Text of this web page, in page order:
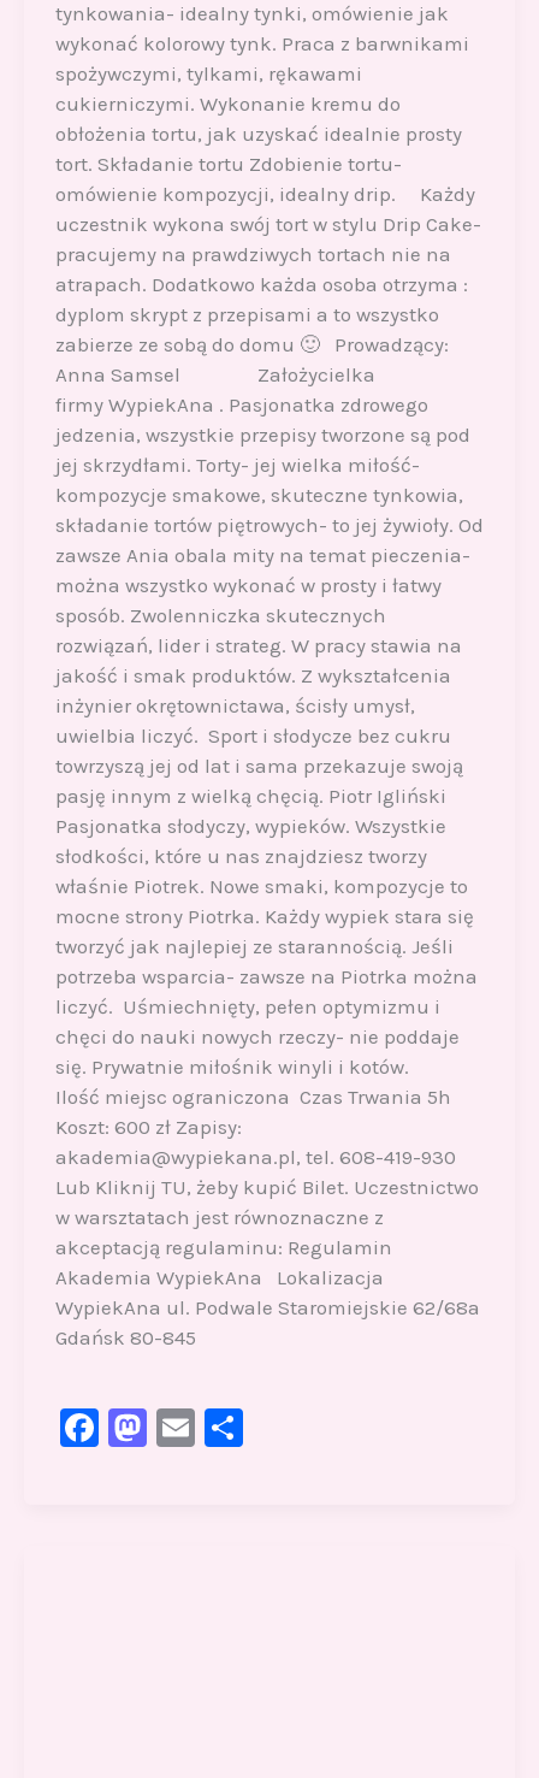
tynkowania- idealny tynki, omówienie jak
wykonać kolorowy tynk. Praca z barwnikami
spożywczymi, tylkami, rękawami
cukierniczymi. Wykonanie kremu do
obłożenia tortu, jak uzyskać idealnie prosty
tort. Składanie tortu Zdobienie tortu-
omówienie kompozycji, idealny drip. Każdy
uczestnik wykona swój tort w stylu Drip Cake-
pracujemy na prawdziwych tortach nie na
atrapach. Dodatkowo każda osoba otrzyma :
dyplom skrypt z przepisami a to wszystko
zabierze ze sobą do domu 🙂 Prowadzący:
Anna Samsel Założycielka
firmy WypiekAna . Pasjonatka zdrowego
jedzenia, wszystkie przepisy tworzone są pod
jej skrzydłami. Torty- jej wielka miłość-
kompozycje smakowe, skuteczne tynkowia,
składanie tortów piętrowych- to jej żywioły. Od
zawsze Ania obala mity na temat pieczenia-
można wszystko wykonać w prosty i łatwy
sposób. Zwolenniczka skutecznych
rozwiązań, lider i strateg. W pracy stawia na
jakość i smak produktów. Z wykształcenia
inżynier okrętownictawa, ścisły umysł,
uwielbia liczyć. Sport i słodycze bez cukru
towrzyszą jej od lat i sama przekazuje swoją
pasję innym z wielką chęcią. Piotr Igliński
Pasjonatka słodyczy, wypieków. Wszystkie
słodkości, które u nas znajdziesz tworzy
właśnie Piotrek. Nowe smaki, kompozycje to
mocne strony Piotrka. Każdy wypiek stara się
tworzyć jak najlepiej ze starannością. Jeśli
potrzeba wsparcia- zawsze na Piotrka można
liczyć. Uśmiechnięty, pełen optymizmu i
chęci do nauki nowych rzeczy- nie poddaje
się. Prywatnie miłośnik winyli i kotów.
Ilość miejsc ograniczona Czas Trwania 5h
Koszt: 600 zł Zapisy:
akademia@wypiekana.pl, tel. 608-419-930
Lub Kliknij TU, żeby kupić Bilet. Uczestnictwo
w warsztatach jest równoznaczne z
akceptacją regulaminu: Regulamin
Akademia WypiekAna Lokalizacja
WypiekAna ul. Podwale Staromiejskie 62/68a
Gdańsk 80-845
F
M
E